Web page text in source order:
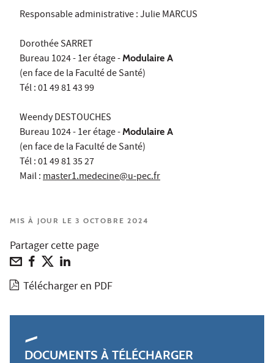
Responsable administrative : Julie MARCUS
Dorothée SARRET
Bureau 1024 - 1er étage - Modulaire A
(en face de la Faculté de Santé)
Tél : 01 49 81 43 99
Weendy DESTOUCHES
Bureau 1024 - 1er étage - Modulaire A
(en face de la Faculté de Santé)
Tél : 01 49 81 35 27
Mail :master1.medecine@u-pec.fr
MIS À JOUR LE 3 OCTOBRE 2024
Partager cette page
Télécharger en PDF
DOCUMENTS À TÉLÉCHARGER